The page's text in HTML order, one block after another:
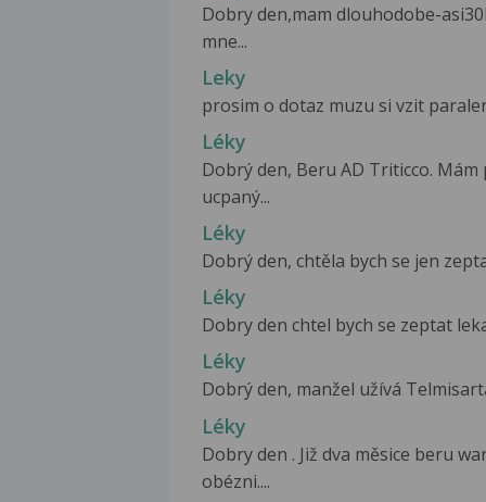
Dobry den,mam dlouhodobe-
mne...
Leky
prosim o dotaz muzu si vzit
Léky
Dobrý den, Beru AD Triticco.
ucpaný...
Léky
Dobrý den, chtěla bych se jen
Léky
Dobry den chtel bych se zeptat
Léky
Dobrý den, manžel užívá
Léky
Dobry den . Již dva měsice beru
obézni....